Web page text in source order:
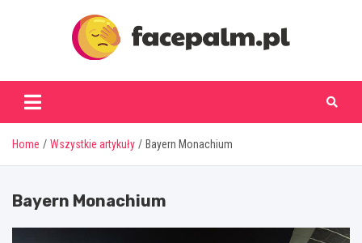
facepalm.pl
Home Wszystkie artykuły Bayern Monachium
Bayern Monachium